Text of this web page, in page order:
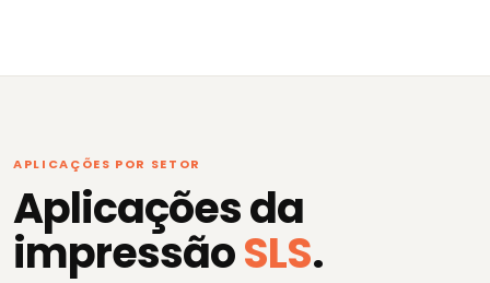
APLICAÇÕES POR SETOR
Aplicações da
impressãoSLS.